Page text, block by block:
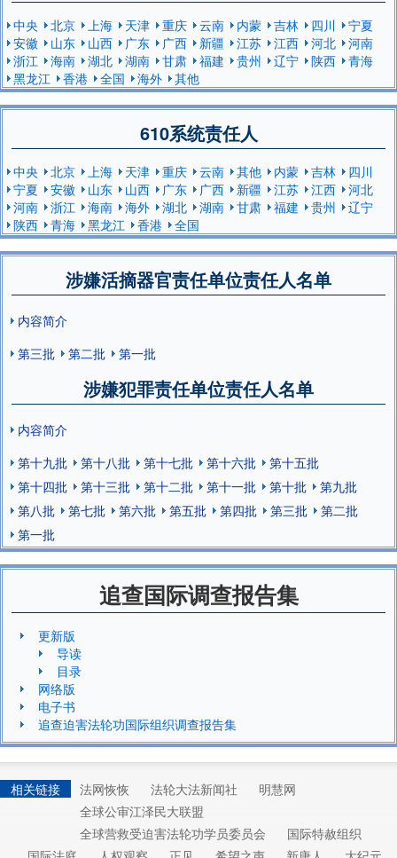
中央 北京 上海 天津 重庆 云南 内蒙 吉林 四川
宁夏
安徽
山东 山西 广东 广西 新疆 江苏 江西 河北
河南
浙江
海南 湖北 湖南 甘肃 福建 贵州 辽宁 陕西
青海
黑龙江
香港 全国 海外 其他
610系统责任人
中央 北京 上海 天津 重庆 云南 其他 内蒙 吉林
四川
宁夏
安徽 山东 山西 广东 广西 新疆 江苏 江西
河北
河南
浙江 海南 海外 湖北 湖南 甘肃 福建 贵州
辽宁
陕西
青海 黑龙江 香港 全国
涉嫌活摘器官责任单位责任人名单
内容简介
第三批
第二批 第一批
涉嫌犯罪责任单位责任人名单
内容简介
第十九批
第十八批 第十七批 第十六批
第十五批
第十四批
第十三批 第十二批 第十一批 第十批
第九批
第八批
第七批 第六批 第五批 第四批 第三批
第二批
第一批
追查国际调查报告集
更新版
导读
目录
网络版
电子书
追查迫害法轮功国际组织调查报告集
相关链接 法网恢恢 法轮大法新闻社
明慧网
全球公审江泽民大联盟
全球营救受迫害法轮功学员委员会
国际特赦组织